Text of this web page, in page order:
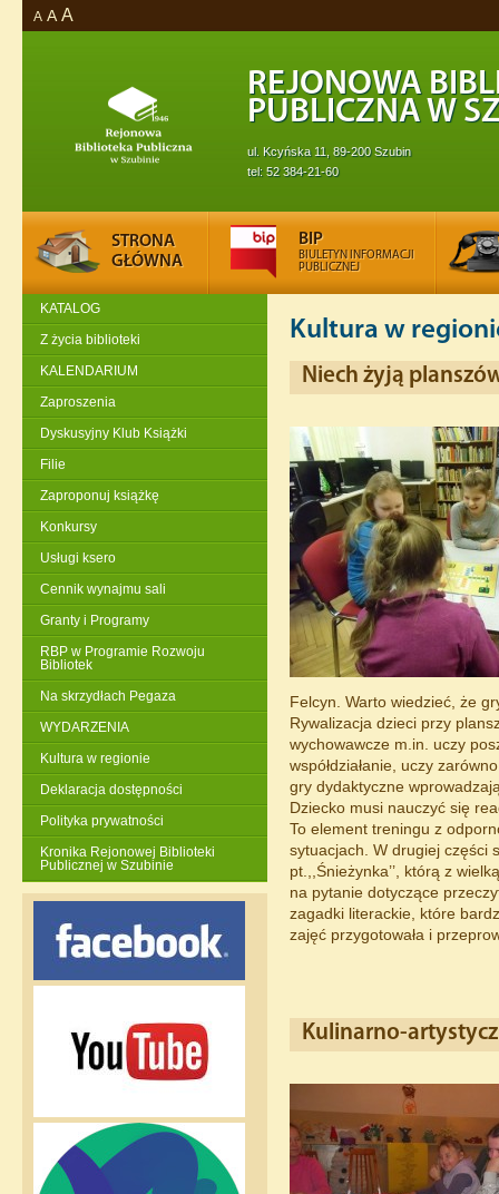
A A A
REJONOWA
PUBLICZNA W
ul. Kcyńska 11, 89-200 Szubin
tel: 52 384-21-60
STRONA
GŁÓWNA
BIP
BIULETYN INFORMACJI
PUBLICZNEJ
KATALOG
Z życia biblioteki
KALENDARIUM
Zaproszenia
Dyskusyjny Klub Książki
Filie
Zaproponuj książkę
Konkursy
Usługi ksero
Cennik wynajmu sali
Granty i Programy
RBP w Programie Rozwoju
Bibliotek
Na skrzydłach Pegaza
WYDARZENIA
Kultura w regionie
Deklaracja dostępności
Polityka prywatności
Kronika Rejonowej Biblioteki
Publicznej w Szubinie
Kultura w
Niech żyją
Felcyn. Warto wiedzieć, że
Rywalizacja dzieci przy
wychowawcze m.in. uczy
współdziałanie, uczy
gry dydaktyczne
Dziecko musi nauczyć się
To element treningu z
sytuacjach. W drugiej części
pt.,,Śnieżynka’’, którą z
na pytanie dotyczące
zagadki literackie, które
zajęć przygotowała i
Kulinarno-